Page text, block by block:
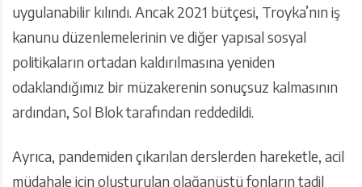
uygulanabilir kılındı. Ancak 2021 bütçesi, Troyka’nın iş
kanunu düzenlemelerinin ve diğer yapısal sosyal
politikaların ortadan kaldırılmasına yeniden
odaklandığımız bir müzakerenin sonuçsuz kalmasının
ardından, Sol Blok tarafından reddedildi.
Ayrıca, pandemiden çıkarılan derslerden hareketle, acil
müdahale için oluşturulan olağanüstü fonların tadil